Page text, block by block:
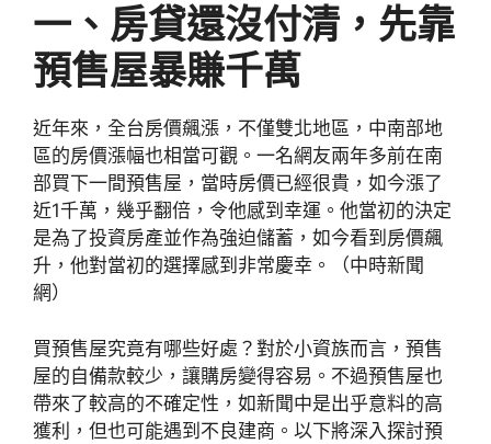
一、房貸還沒付清，先靠
預售屋暴賺千萬
近年來，全台房價飆漲，不僅雙北地區，中南部地
區的房價漲幅也相當可觀。一名網友兩年多前在南
部買下一間預售屋，當時房價已經很貴，如今漲了
近1千萬，幾乎翻倍，令他感到幸運。他當初的決定
是為了投資房產並作為強迫儲蓄，如今看到房價飆
升，他對當初的選擇感到非常慶幸。（中時新聞
網）
買預售屋究竟有哪些好處？對於小資族而言，預售
屋的自備款較少，讓購房變得容易。不過預售屋也
帶來了較高的不確定性，如新聞中是出乎意料的高
獲利，但也可能遇到不良建商。以下將深入探討預